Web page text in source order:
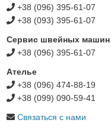
+38 (096) 395-61-07
+38 (093) 395-61-07
Сервис швейных машин
+38 (096) 395-61-07
Ателье
+38 (096) 474-88-19
+38 (099) 090-59-41
Связаться с нами